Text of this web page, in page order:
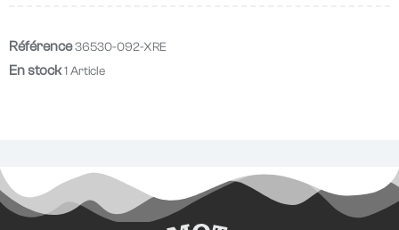
Référence36530-092-XRE
En stock1 Article